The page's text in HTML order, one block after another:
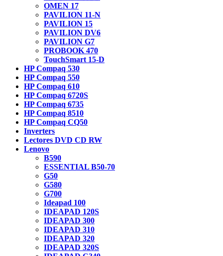
OMEN 17
PAVILION 11-N
PAVILION 15
PAVILION DV6
PAVILION G7
PROBOOK 470
TouchSmart 15-D
HP Compaq 530
HP Compaq 550
HP Compaq 610
HP Compaq 6720S
HP Compaq 6735
HP Compaq 8510
HP Compaq CQ50
Inverters
Lectores DVD CD RW
Lenovo
B590
ESSENTIAL B50-70
G50
G580
G700
Ideapad 100
IDEAPAD 120S
IDEAPAD 300
IDEAPAD 310
IDEAPAD 320
IDEAPAD 320S